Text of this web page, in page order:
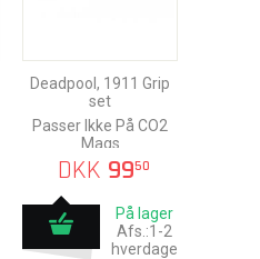
Deadpool, 1911 Grip
set
Passer Ikke På CO2
Mags
DKK 9950
På lager
Afs.:1-2
hverdage